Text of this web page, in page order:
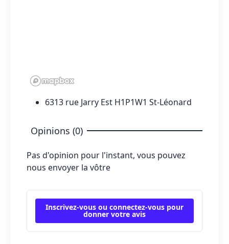
6313 rue Jarry Est H1P1W1 St-Léonard
Opinions (0)
Pas d'opinion pour l'instant, vous pouvez
nous envoyer la vôtre
Inscrivez-vous ou connectez-vous pour
donner votre avis